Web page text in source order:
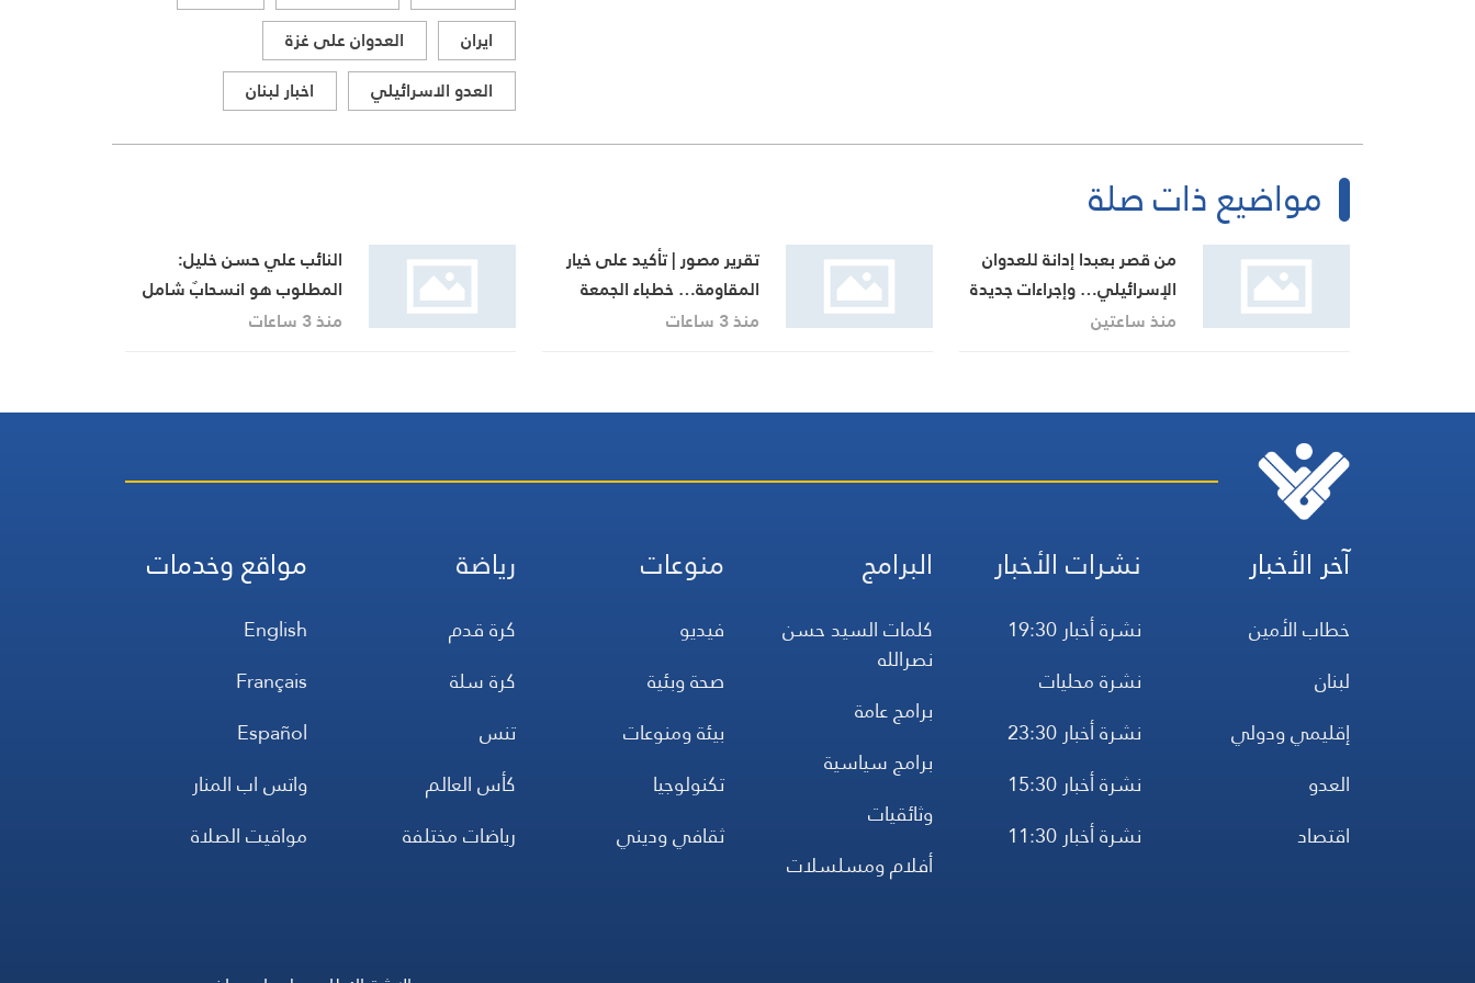
ايران
العدوان على غزة
العدو الاسرائيلي
اخبار لبنان
مواضيع ذات صلة
من قصر بعبدا إدانة للعدوان
الإسرائيلي… وإجراءات جديدة
بينها إجراء يخص مطار بيروت
منذ ساعتين
تقرير مصور | تأكيد على خيار
المقاومة… خطباء الجمعة
يجددون رفض المفاوضات مع
منذ 3 ساعات
النائب علي حسن خليل:
المطلوب هو انسحابٌ شامل
وكامل للعدو من الجنوب
منذ 3 ساعات
آخر الأخبار
خطاب الأمين
لبنان
إقليمي ودولي
العدو
اقتصاد
نشرات الأخبار
نشرة أخبار 19:30
نشرة محليات
نشرة أخبار 23:30
نشرة أخبار 15:30
نشرة أخبار 11:30
البرامج
كلمات السيد حسن
نصرالله
برامج عامة
برامج سياسية
وثائقيات
أفلام ومسلسلات
منوعات
فيديو
صحة وبئية
بيئة ومنوعات
تكنولوجيا
ثقافي وديني
رياضة
كرة قدم
كرة سلة
تنس
كأس العالم
رياضات مختلفة
مواقع وخدمات
English
Français
Español
واتس اب المنار
مواقيت الصلاة